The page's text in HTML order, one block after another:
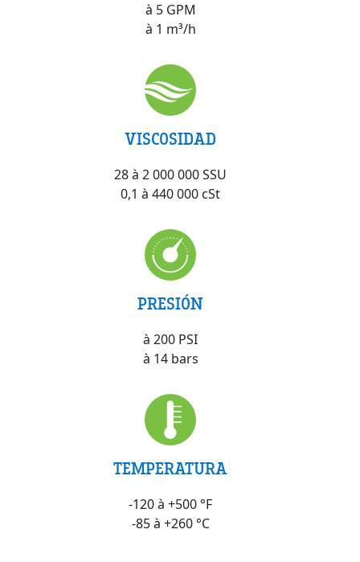
à 5 GPM
à 1 m³/h
VISCOSIDAD
28 à 2 000 000 SSU
0,1 à 440 000 cSt
PRESIÓN
à 200 PSI
à 14 bars
TEMPERATURA
-120 à +500 °F
-85 à +260 °C